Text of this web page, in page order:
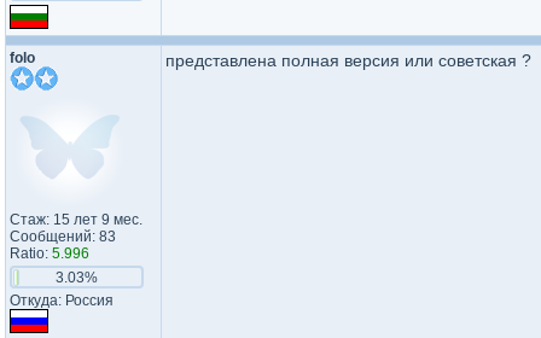
folo
Стаж: 15 лет 9 мес.
Сообщений: 83
Ratio: 5.996
3.03%
Откуда: Россия
представлена полная версия или советская ?